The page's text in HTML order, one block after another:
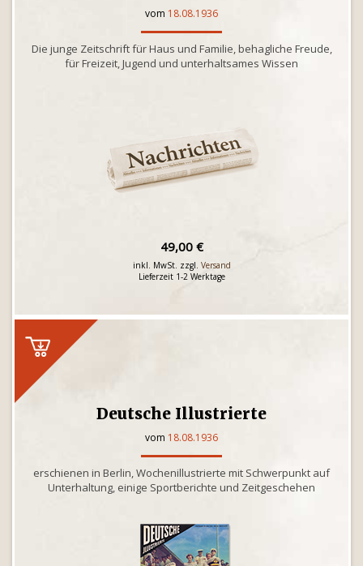
vom 18.08.1936
Die junge Zeitschrift für Haus und Familie, behagliche Freude,
für Freizeit, Jugend und unterhaltsames Wissen
49,00 €
inkl. MwSt. zzgl. Versand
Lieferzeit 1-2 Werktage
Deutsche Illustrierte
vom 18.08.1936
erschienen in Berlin, Wochenillustrierte mit Schwerpunkt auf
Unterhaltung, einige Sportberichte und Zeitgeschehen